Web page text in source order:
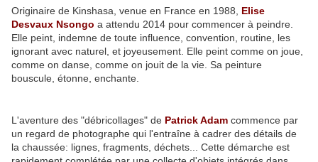
Originaire de Kinshasa, venue en France en 1988, Elise
Desvaux Nsongo a attendu 2014 pour commencer à peindre.
Elle peint, indemne de toute influence, convention, routine, les
ignorant avec naturel, et joyeusement. Elle peint comme on joue,
comme on danse, comme on jouit de la vie. Sa peinture
bouscule, étonne, enchante.
L'aventure des "débricollages" de Patrick Adam commence par
un regard de photographe qui l'entraîne à cadrer des détails de
la chaussée: lignes, fragments, déchets... Cette démarche est